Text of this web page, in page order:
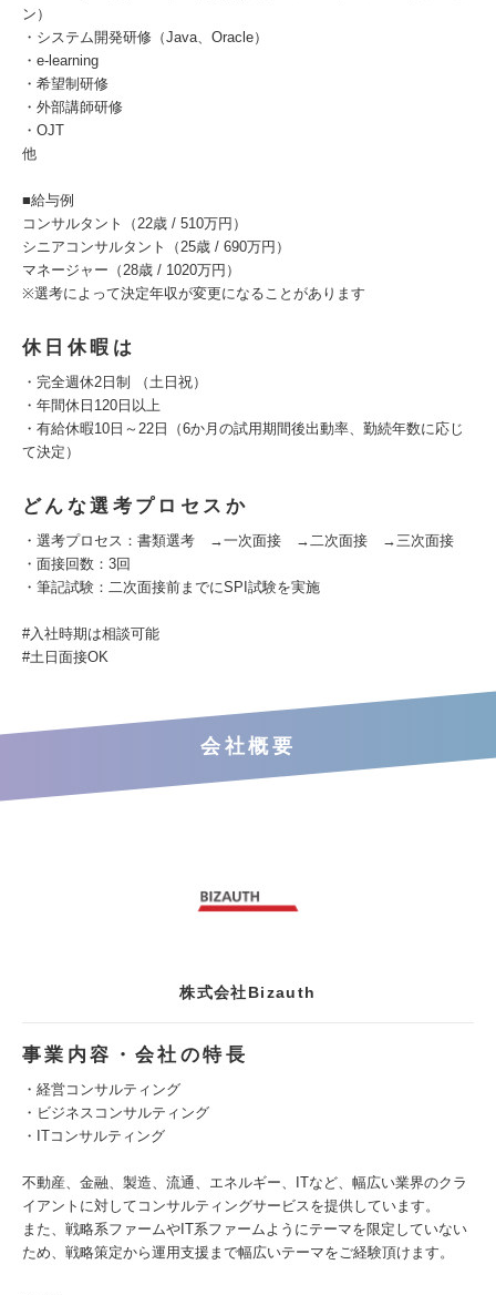
ン）
・システム開発研修（Java、Oracle）
・e-learning
・希望制研修
・外部講師研修
・OJT
他
■給与例
コンサルタント（22歳 / 510万円）
シニアコンサルタント（25歳 / 690万円）
マネージャー（28歳 / 1020万円）
※選考によって決定年収が変更になることがあります
休日休暇は
・完全週休2日制 （土日祝）
・年間休日120日以上
・有給休暇10日～22日（6か月の試用期間後出動率、勤続年数に応じ
て決定）
どんな選考プロセスか
・選考プロセス：書類選考 →一次面接 →二次面接 →三次面接
・面接回数：3回
・筆記試験：二次面接前までにSPI試験を実施
#入社時期は相談可能
#土日面接OK
会社概要
株式会社Bizauth
事業内容・会社の特長
・経営コンサルティング
・ビジネスコンサルティング
・ITコンサルティング
不動産、金融、製造、流通、エネルギー、ITなど、幅広い業界のクラ
イアントに対してコンサルティングサービスを提供しています。
また、戦略系ファームやIT系ファームようにテーマを限定していない
ため、戦略策定から運用支援まで幅広いテーマをご経験頂けます。